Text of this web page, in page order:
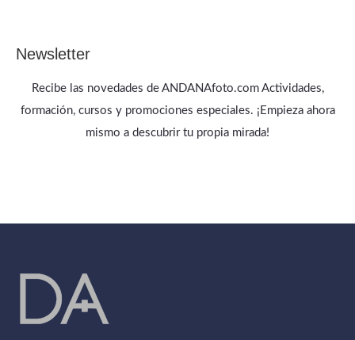
Newsletter
Recibe las novedades de ANDANAfoto.com Actividades,
formación, cursos y promociones especiales. ¡Empieza ahora
mismo a descubrir tu propia mirada!